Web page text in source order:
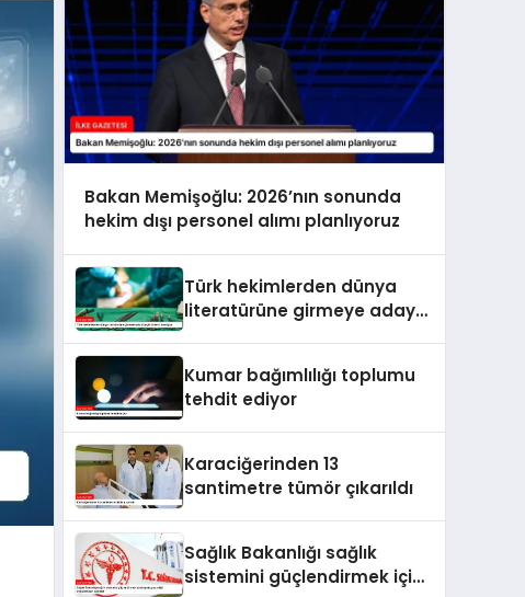
Bakan Memişoğlu: 2026’nın sonunda
hekim dışı personel alımı planlıyoruz
Türk hekimlerden dünya
literatürüne girmeye aday
Kumar bağımlılığı toplumu
tehdit ediyor
Karaciğerinden 13
santimetre tümör çıkarıldı
Sağlık Bakanlığı sağlık
sistemini güçlendirmek için